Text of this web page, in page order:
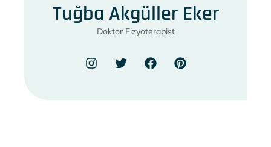
Tuğba Akgüller Eker
Doktor Fizyoterapist